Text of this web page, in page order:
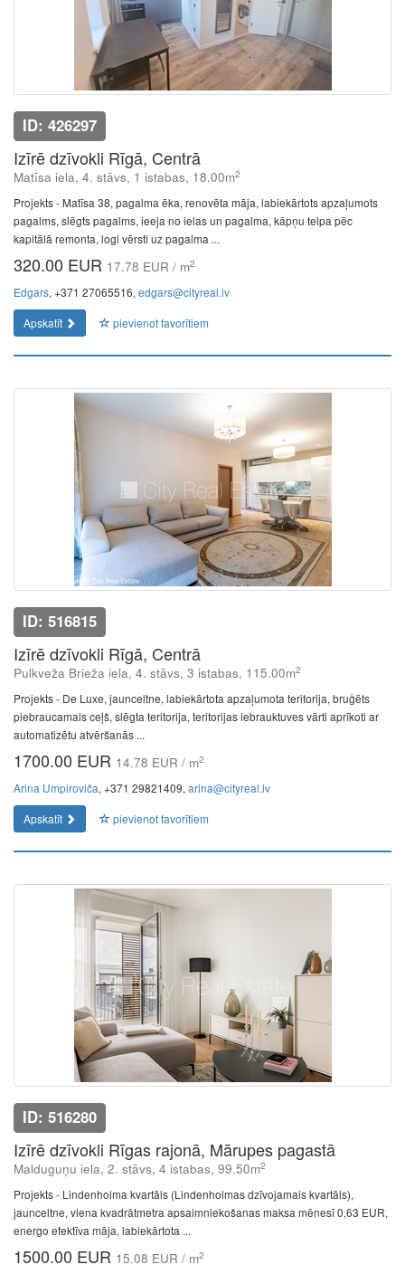
ID: 426297
Izīrē dzīvokli Rīgā, Centrā
Matīsa iela, 4. stāvs, 1 istabas, 18.00m2
Projekts - Matīsa 38, pagalma ēka, renovēta māja, labiekārtots apzaļumots
pagalms, slēgts pagalms, ieeja no ielas un pagalma, kāpņu telpa pēc
kapitālā remonta, logi vērsti uz pagalma ...
320.00 EUR 17.78 EUR / m2
Edgars, +371 27065516, edgars@cityreal.lv
Apskatīt
pievienot favorītiem
ID: 516815
Izīrē dzīvokli Rīgā, Centrā
Pulkveža Brieža iela, 4. stāvs, 3 istabas, 115.00m2
Projekts - De Luxe, jaunceltne, labiekārtota apzaļumota teritorija, bruģēts
piebraucamais ceļš, slēgta teritorija, teritorijas iebrauktuves vārti aprīkoti ar
automatizētu atvēršanās ...
1700.00 EUR 14.78 EUR / m2
Arina Umpiroviča, +371 29821409, arina@cityreal.lv
Apskatīt
pievienot favorītiem
ID: 516280
Izīrē dzīvokli Rīgas rajonā, Mārupes pagastā
Malduguņu iela, 2. stāvs, 4 istabas, 99.50m2
Projekts - Lindenholma kvartāls (Lindenholmas dzīvojamais kvartāls),
jaunceltne, viena kvadrātmetra apsaimniekošanas maksa mēnesī 0,63 EUR,
energo efektīva māja, labiekārtota ...
1500.00 EUR 15.08 EUR / m2